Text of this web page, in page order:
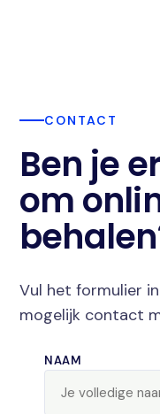
CONTACT
Ben je
om
Vul het formulier
mogelijk contact
NAAM